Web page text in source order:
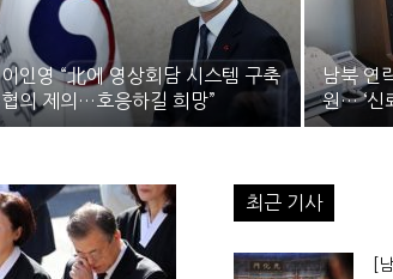
이인영 “北에 영상회담 시스템 구축
협의 제의…호응하길 희망”
남북 연
원… ‘신
최근 기사
[